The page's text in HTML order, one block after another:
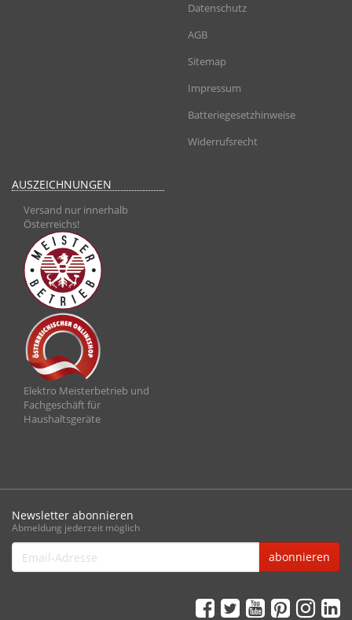
Datenschutz
AGB
Sitemap
Impressum
Batteriegesetzhinweise
Widerrufsrecht
AUSZEICHNUNGEN
Versand nur innerhalb
Österreichs!
Elektro Meisterbetrieb und
Fachgeschäft für
Haushaltsgeräte
Newsletter abonnieren
Abmeldung jederzeit möglich
Email-
Adresse
abonnieren